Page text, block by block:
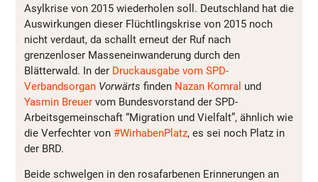
Asylkrise von 2015 wiederholen soll. Deutschland hat die
Auswirkungen dieser Flüchtlingskrise von 2015 noch
nicht verdaut, da schallt erneut der Ruf nach
grenzenloser Masseneinwanderung durch den
Blätterwald. In der Druckausgabe vom SPD-
Verbandsorgan Vorwärts finden Nazan Komral und
Yasmin Breuer vom Bundesvorstand der SPD-
Arbeitsgemeinschaft “Migration und Vielfalt”, ähnlich wie
die Verfechter von #WirhabenPlatz, es sei noch Platz in
der BRD.
Beide schwelgen in den rosafarbenen Erinnerungen an